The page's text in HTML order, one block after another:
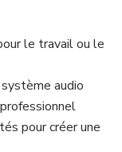
le travail ou le
audio
pour créer une